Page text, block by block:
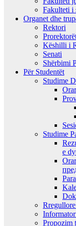
Fakulteti i
Organet dhe
Rektori
Këshilli i
Senati
Shërbimi
Për Studentët
Studime
Studime
e
Propozim